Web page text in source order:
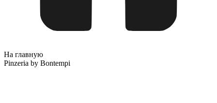
На главную
Pinzeria by Bontempi